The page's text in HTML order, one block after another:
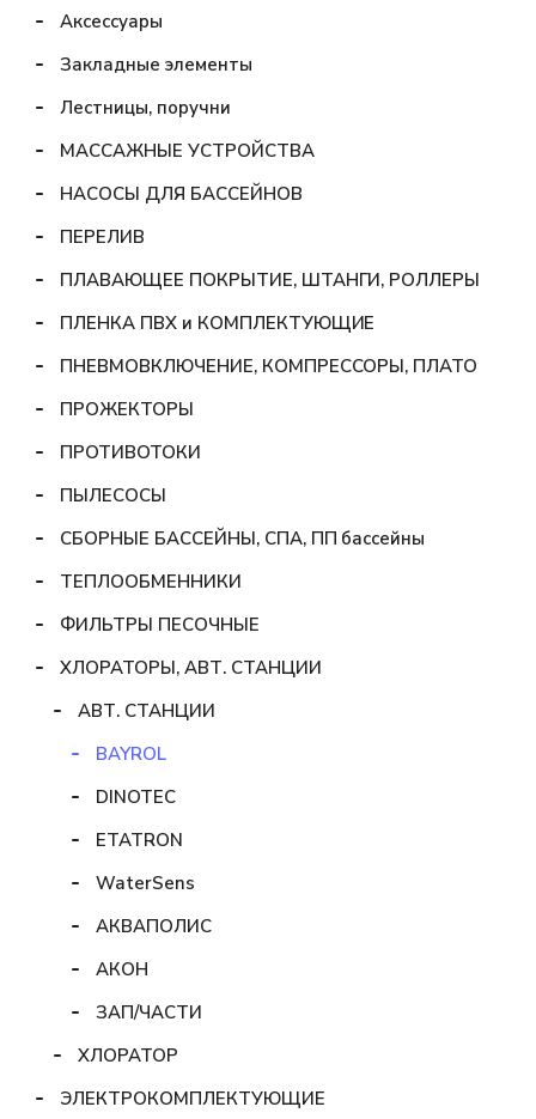
Аксессуары
Закладные элементы
Лестницы, поручни
МАССАЖНЫЕ УСТРОЙСТВА
НАСОСЫ ДЛЯ БАССЕЙНОВ
ПЕРЕЛИВ
ПЛАВАЮЩЕЕ ПОКРЫТИЕ, ШТАНГИ, РОЛЛЕРЫ
ПЛЕНКА ПВХ и КОМПЛЕКТУЮЩИЕ
ПНЕВМОВКЛЮЧЕНИЕ, КОМПРЕССОРЫ, ПЛАТО
ПРОЖЕКТОРЫ
ПРОТИВОТОКИ
ПЫЛЕСОСЫ
СБОРНЫЕ БАССЕЙНЫ, СПА, ПП бассейны
ТЕПЛООБМЕННИКИ
ФИЛЬТРЫ ПЕСОЧНЫЕ
ХЛОРАТОРЫ, АВТ. СТАНЦИИ
АВТ. СТАНЦИИ
BAYROL
DINOTEC
ETATRON
WaterSens
АКВАПОЛИС
АКОН
ЗАП/ЧАСТИ
ХЛОРАТОР
ЭЛЕКТРОКОМПЛЕКТУЮЩИЕ